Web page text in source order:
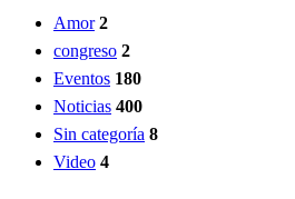
Amor 2
congreso 2
Eventos 180
Noticias 400
Sin categoría 8
Video 4